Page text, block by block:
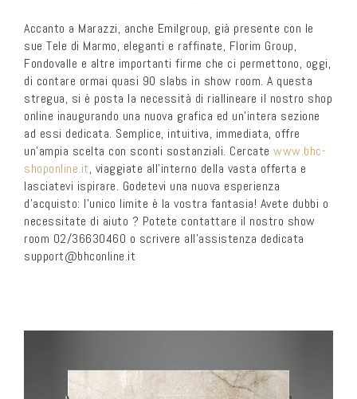
Accanto a Marazzi, anche Emilgroup, già presente con le
sue Tele di Marmo, eleganti e raffinate, Florim Group,
Fondovalle e altre importanti firme che ci permettono, oggi,
di contare ormai quasi 90 slabs in show room. A questa
stregua, si è posta la necessità di riallineare il nostro shop
online inaugurando una nuova grafica ed un’intera sezione
ad essi dedicata. Semplice, intuitiva, immediata, offre
un’ampia scelta con sconti sostanziali. Cercate www.bhc-
shoponline.it, viaggiate all’interno della vasta offerta e
lasciatevi ispirare. Godetevi una nuova esperienza
d’acquisto: l’unico limite è la vostra fantasia! Avete dubbi o
necessitate di aiuto ? Potete contattare il nostro show
room 02/36630460 o scrivere all’assistenza dedicata
support@bhconline.it